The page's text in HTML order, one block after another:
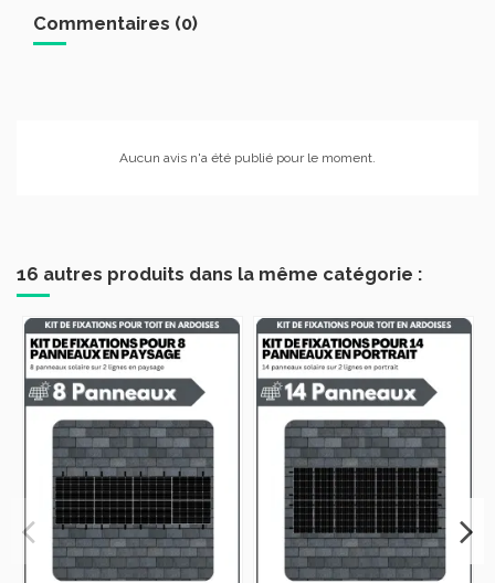
Commentaires (0)
Aucun avis n'a été publié pour le moment.
16 autres produits dans la même catégorie :